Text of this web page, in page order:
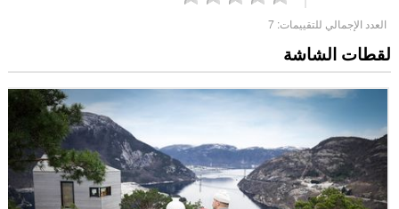
العدد الإجمالي للتقييمات: 7
لقطات الشاشة